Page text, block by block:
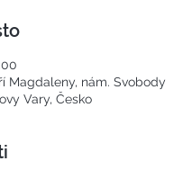
Magdaleny, nám. Svobody
Vary, Česko